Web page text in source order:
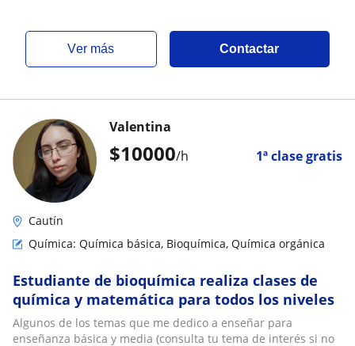
ver más Contactar
$10000/h 1ª clase gratis
Valentina
Cautín
Química: Química básica, Bioquímica, Química orgánica
Estudiante de bioquímica realiza clases de
química y matemática para todos los niveles
Algunos de los temas que me dedico a enseñar para
enseñanza básica y media (consulta tu tema de interés si no